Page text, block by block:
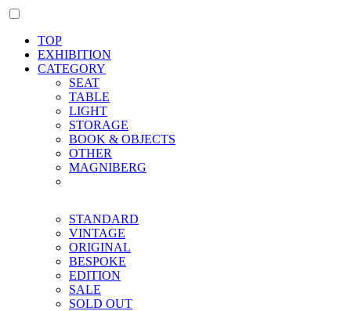
TOP
EXHIBITION
CATEGORY
SEAT
TABLE
LIGHT
STORAGE
BOOK & OBJECTS
OTHER
MAGNIBERG
STANDARD
VINTAGE
ORIGINAL
BESPOKE
EDITION
SALE
SOLD OUT